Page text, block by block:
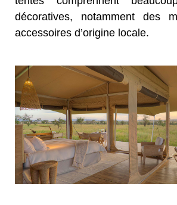
décoratives, notamment des
accessoires d’origine locale.